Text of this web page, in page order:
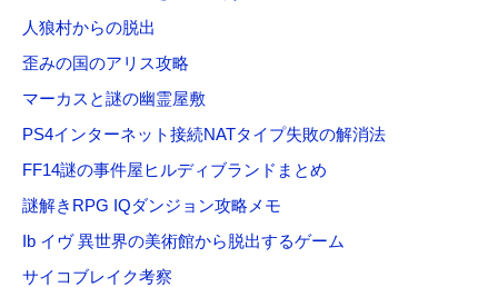
人狼村からの脱出
歪みの国のアリス攻略
マーカスと謎の幽霊屋敷
PS4インターネット接続NATタイプ失敗の解消法
FF14謎の事件屋ヒルディブランドまとめ
謎解きRPG IQダンジョン攻略メモ
Ib イヴ 異世界の美術館から脱出するゲーム
サイコブレイク考察